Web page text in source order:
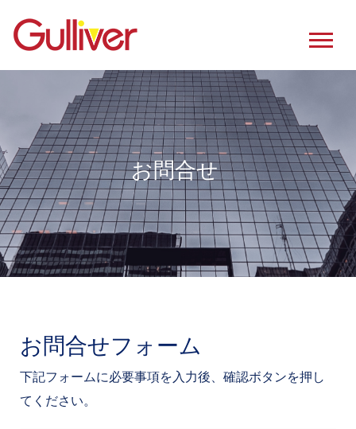
お問合せ
お問合せフォーム
下記フォームに必要事項を入力後、確認ボタンを押し
てください。